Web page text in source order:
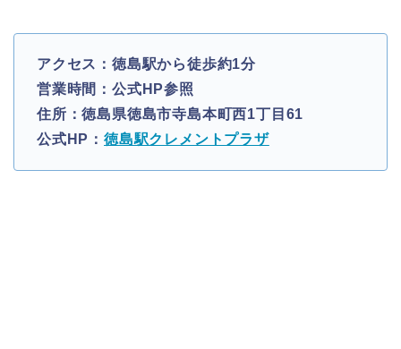
アクセス：徳島駅から徒歩約1分
営業時間：公式HP参照
住所：徳島県徳島市寺島本町西1丁目61
公式HP： 徳島駅クレメントプラザ